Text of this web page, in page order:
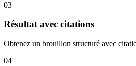
03
Résultat avec citations
Obtenez un brouillon structuré avec
04